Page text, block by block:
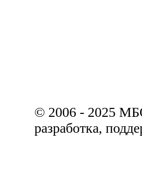
© 2006 - 2025
разработка,